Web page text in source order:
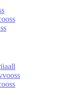
s
ooss
ss
iiaall
vooss
ooss